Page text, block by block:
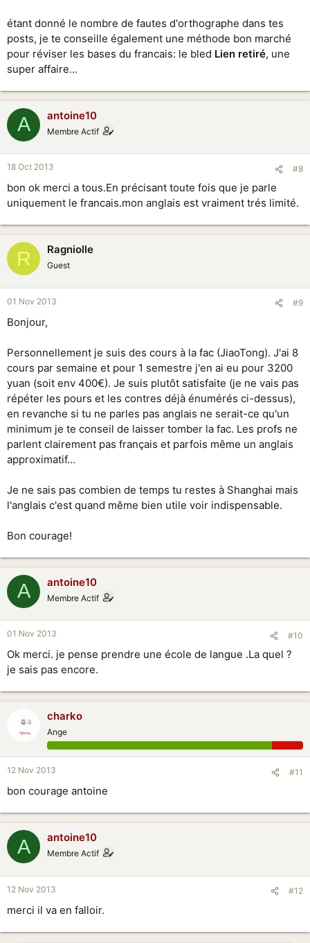
étant donné le nombre de fautes d'orthographe dans tes
posts, je te conseille également une méthode bon marché
pour réviser les bases du francais: le bled Lien retiré, une
super affaire...
A antoine10
Membre Actif
18 Oct 2013 #8
bon ok merci a tous.En précisant toute fois que je parle
uniquement le francais.mon anglais est vraiment trés limité.
R Ragniolle
Guest
01 Nov 2013 #9
Bonjour,
Personnellement je suis des cours à la fac (JiaoTong). J'ai 8
cours par semaine et pour 1 semestre j'en ai eu pour 3200
yuan (soit env 400€). Je suis plutôt satisfaite (je ne vais pas
répéter les pours et les contres déjà énumérés ci-dessus),
en revanche si tu ne parles pas anglais ne serait-ce qu'un
minimum je te conseil de laisser tomber la fac. Les profs ne
parlent clairement pas français et parfois même un anglais
approximatif...
Je ne sais pas combien de temps tu restes à Shanghai mais
l'anglais c'est quand même bien utile voir indispensable.
Bon courage!
A antoine10
Membre Actif
01 Nov 2013 #10
Ok merci. je pense prendre une école de langue .La quel ?
je sais pas encore.
charko
Ange
12 Nov 2013 #11
bon courage antoine
A antoine10
Membre Actif
12 Nov 2013 #12
merci il va en falloir.